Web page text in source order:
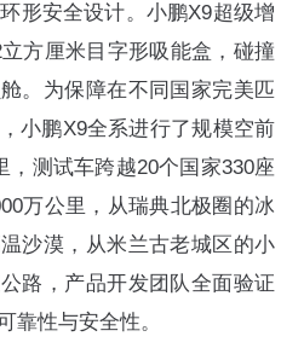
形安全设计。小鹏X9超级增
方厘米目字形吸能盒，碰撞
。为保障在不同国家完美匹
小鹏X9全系进行了规模空前
，测试车跨越20个国家330座
万公里，从瑞典北极圈的冰
沙漠，从米兰古老城区的小
路，产品开发团队全面验证
靠性与安全性。